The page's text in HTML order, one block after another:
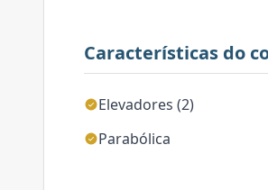
Características do
Elevadores (2)
Parabólica